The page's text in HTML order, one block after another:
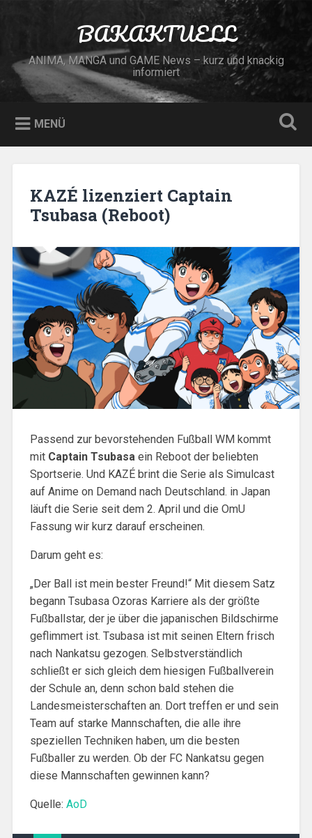
BAKAKTUELL
ANIMA, MANGA und GAME News – kurz und knackig
informiert
MENÜ
KAZÉ lizenziert Captain
Tsubasa (Reboot)
Passend zur bevorstehenden Fußball WM kommt
mit Captain Tsubasa ein Reboot der beliebten
Sportserie. Und KAZÉ brint die Serie als Simulcast
auf Anime on Demand nach Deutschland. in Japan
läuft die Serie seit dem 2. April und die OmU
Fassung wir kurz darauf erscheinen.
Darum geht es:
„Der Ball ist mein bester Freund!“ Mit diesem Satz
begann Tsubasa Ozoras Karriere als der größte
Fußballstar, der je über die japanischen Bildschirme
geflimmert ist. Tsubasa ist mit seinen Eltern frisch
nach Nankatsu gezogen. Selbstverständlich
schließt er sich gleich dem hiesigen Fußballverein
der Schule an, denn schon bald stehen die
Landesmeisterschaften an. Dort treffen er und sein
Team auf starke Mannschaften, die alle ihre
speziellen Techniken haben, um die besten
Fußballer zu werden. Ob der FC Nankatsu gegen
diese Mannschaften gewinnen kann?
Quelle: AoD